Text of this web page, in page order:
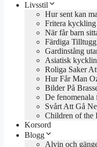
Livsstil
Hur sent kan
Fritera
När får barn
Färdiga
Gardinstång
Asiatisk
Roliga Saker
Hur Får Man
Bilder På
De
Svårt Att Gå
Children of the
Korsord
Blogg
Alvin och